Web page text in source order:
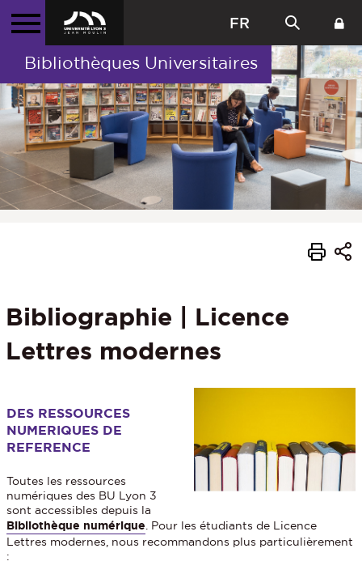
FR
Bibliothèques Universitaires
Bibliographie | Licence
Lettres modernes
DES RESSOURCES
NUMERIQUES DE
REFERENCE
Toutes les ressources
numériques des BU Lyon 3
sont accessibles depuis la
Bibliothèque numérique. Pour les étudiants de Licence
Lettres modernes, nous recommandons plus particulièrement
: